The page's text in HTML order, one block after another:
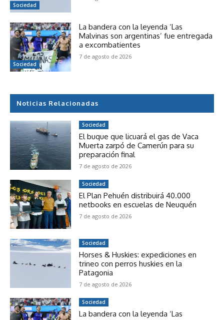
Sociedad
Sociedad
La bandera con la leyenda ‘Las
Malvinas son argentinas’ fue entregada
a excombatientes
7 de agosto de 2026
Noticias Relacionadas
Sociedad
El buque que licuará el gas de Vaca
Muerta zarpó de Camerún para su
preparación final
7 de agosto de 2026
Sociedad
El Plan Pehuén distribuirá 40.000
netbooks en escuelas de Neuquén
7 de agosto de 2026
Sociedad
Horses & Huskies: expediciones en
trineo con perros huskies en la
Patagonia
7 de agosto de 2026
Sociedad
La bandera con la leyenda ‘Las